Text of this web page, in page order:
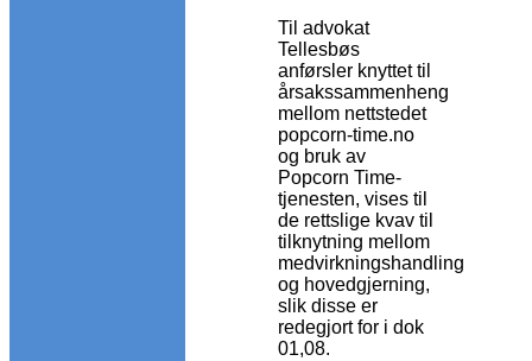
Til advokat
Tellesbøs
anførsler knyttet til
årsakssammenheng
mellom nettstedet
popcorn-time.no
og bruk av
Popcorn Time-
tjenesten, vises til
de rettslige kvav til
tilknytning mellom
medvirkningshandling
og hovedgjerning,
slik disse er
redegjort for i dok
01,08.